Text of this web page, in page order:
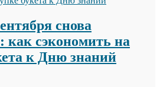
снова
как сэкономить на
к Дню знаний